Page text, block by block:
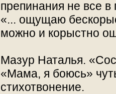
препинания не все в
«... ощущаю
можно и корыстно
Мазур Наталья.
«Мама, я боюсь»
стихотвонение.